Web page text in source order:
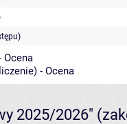
Ocena
- Ocena
2025/2026"